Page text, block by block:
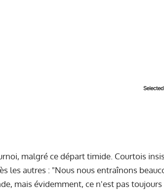
malgré ce départ timide. Courtois
les autres : "Nous nous entraînons
mais évidemment, ce n'est pas toujours